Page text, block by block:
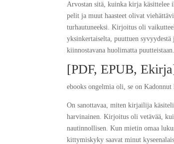
Arvostan sitä, kuinka kirja käsittelee
pelit ja muut haasteet olivat
turhautuneeksi. Kirjoitus oli
yksinkertaiselta, puuttuen
kiinnostavana huolimatta puutteistaan.
[PDF, EPUB,
ebooks ongelmia oli, se on
On sanottavaa, miten kirjailija
harvinainen. Kirjoitus oli vetävää,
nautinnollisen. Kun mietin omaa
kit­ty­mis­kyky saavat minut